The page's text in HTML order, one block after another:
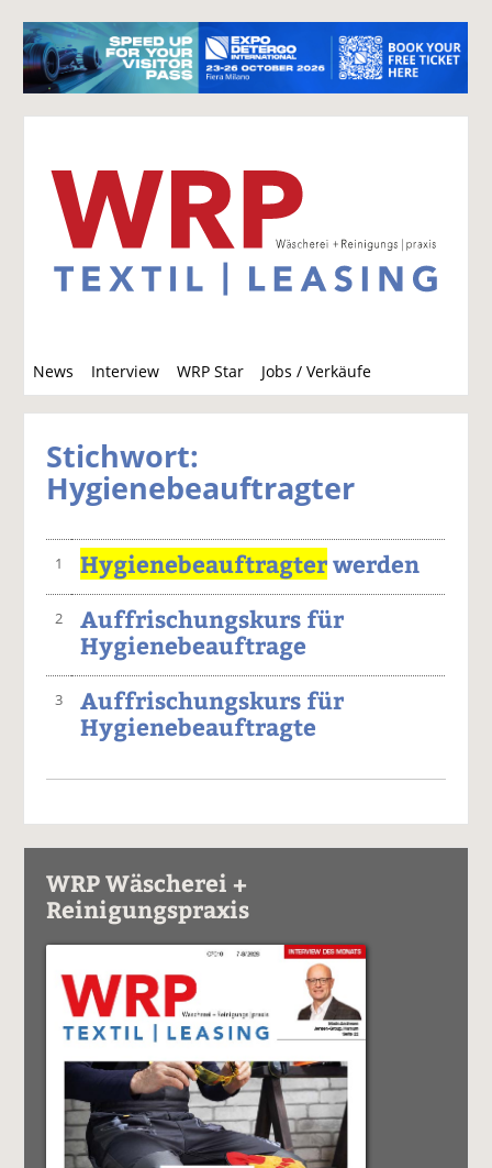
News Interview WRP Star Jobs / Verkäufe
u
c
Stichwort:
Hygienebeauftragter
1 Hygienebeauftragterwerden
2
Auffrischungskurs für
Hygienebeauftrage
3
Auffrischungskurs für
Hygienebeauftragte
WRP Wäscherei +
Reinigungspraxis